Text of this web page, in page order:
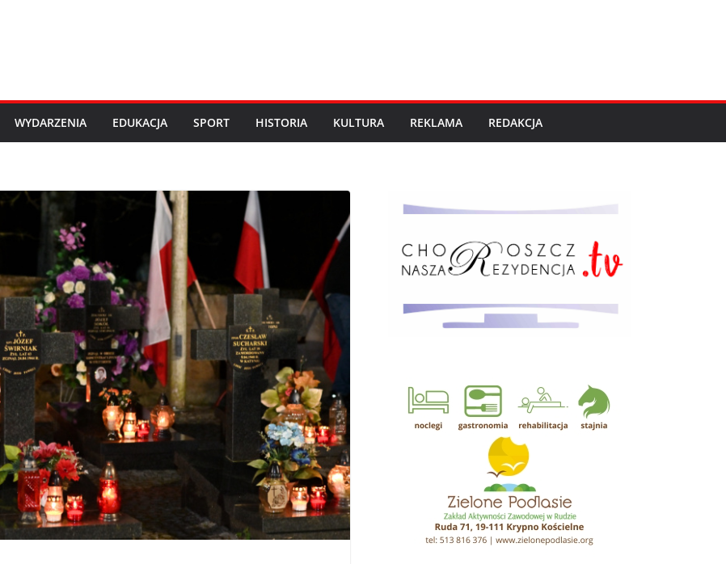
WYDARZENIA EDUKACJA SPORT HISTORIA KULTURA REKLAMA REDAKCJA